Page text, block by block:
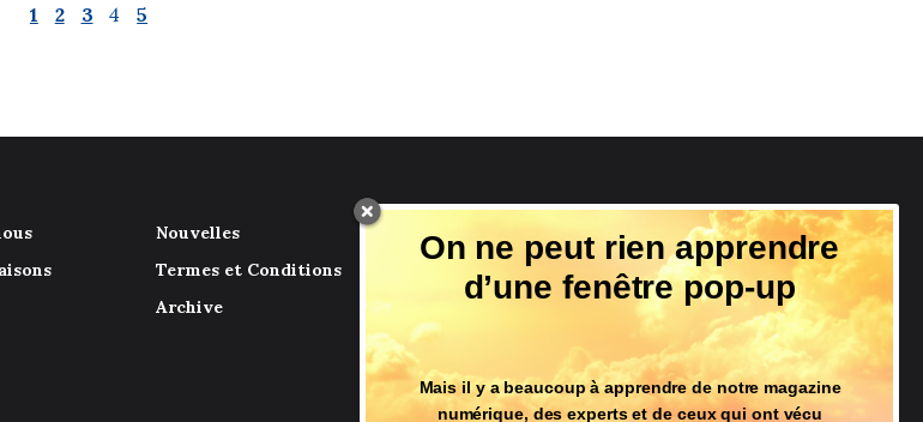
1 2 3 4 5
Nouvelles
Termes et Conditions
Archive
Suivez-nous
On ne peut rien apprendre
d’une fenêtre pop-up
Mais il y a beaucoup à apprendre de notre magazine
numérique, des experts et de ceux qui ont vécu